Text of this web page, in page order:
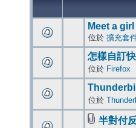
Meet a
位於 擴充套
怎樣自訂
位於 Firefox
位於
半對付